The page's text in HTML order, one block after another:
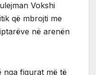
Vokshi
që mbrojti me
në arenën
nga figurat më të